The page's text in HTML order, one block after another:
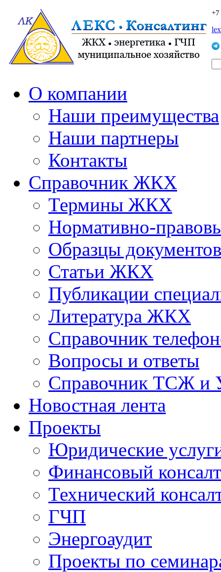
О компании
Наши преимущества
Наши партнеры
Контакты
Справочник ЖКХ
Термины ЖКХ
Нормативно-
Образцы документов
Статьи ЖКХ
Публикации
Литература ЖКХ
Справочник
Вопросы и ответы
Справочник ТСЖ и
Новостная лента
Проекты
Юридические
Финансовый
Технический
ГЧП
Энергоаудит
Проекты по